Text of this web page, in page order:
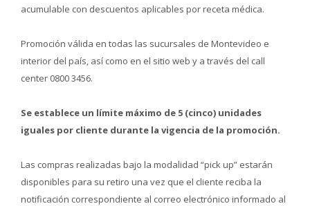
acumulable con descuentos aplicables por receta médica.
Promoción válida en todas las sucursales de Montevideo e
interior del país, así como en el sitio web y a través del call
center 0800 3456.
Se establece un límite máximo de 5 (cinco) unidades
iguales por cliente durante la vigencia de la promoción.
Las compras realizadas bajo la modalidad “pick up” estarán
disponibles para su retiro una vez que el cliente reciba la
notificación correspondiente al correo electrónico informado al